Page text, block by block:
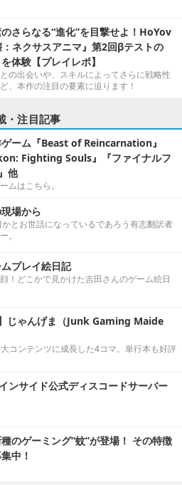
さらなる“進化”を目撃せよ！HoYov
ネクサスアニマ』第2回βテストの
体験【プレイレポ】
の出会いや、スキルによってさらに戦略性
、本作の注目の要素に迫ります！
・注目記事
ーム『Beast of Reincarnation』
Fighting Souls』『ファイナルフ
他
ムはこちら。
場から
とお世話になっているであろう有志翻訳者
。
プレイ絵日記
！どこかで見かけた吉田さんのゲーム絵日
】じゃんげま（Junk Gaming Maide
コンテンツに成長した4コマ。単行本も好評
サイド公式ディスコードサーバー
種のゲーミング“蚊”が登場！ その特徴
中！